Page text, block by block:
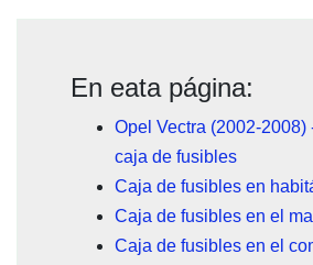
En eata página:
Opel Vectra (2002-2008)
caja de fusibles
Caja de fusibles en
Caja de fusibles en el
Caja de fusibles en el